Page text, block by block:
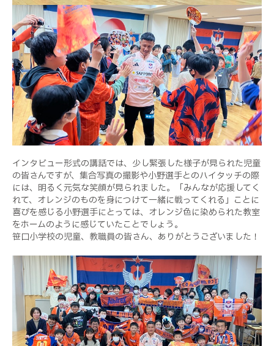
インタビュー形式の講話では、少し緊張した様子が見られた児童
の皆さんですが、集合写真の撮影や小野選手とのハイタッチの際
には、明るく元気な笑顔が見られました。「みんなが応援してく
れて、オレンジのものを身につけて一緒に戦ってくれる」ことに
喜びを感じる小野選手にとっては、オレンジ色に染められた教室
をホームのように感じていたことでしょう。
笹口小学校の児童、教職員の皆さん、ありがとうございました！